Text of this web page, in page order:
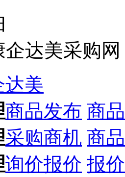
达美采购网
达美
商品发布 商
采购商机 商
询价报价 报